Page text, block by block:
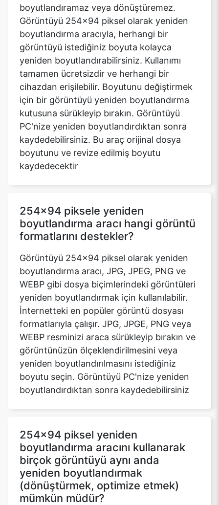
boyutlandıramaz veya dönüştüremez.
Görüntüyü 254x94 piksel olarak yeniden
boyutlandırma aracıyla, herhangi bir
görüntüyü istediğiniz boyuta kolayca
yeniden boyutlandırabilirsiniz. Kullanımı
tamamen ücretsizdir ve herhangi bir
cihazdan erişilebilir. Boyutunu değiştirmek
için bir görüntüyü yeniden boyutlandırma
kutusuna sürükleyip bırakın. Görüntüyü
PC'nize yeniden boyutlandırdıktan sonra
kaydedebilirsiniz. Bu araç orijinal dosya
boyutunu ve revize edilmiş boyutu
kaydedecektir
254x94 piksele yeniden
boyutlandırma aracı hangi görüntü
formatlarını destekler?
Görüntüyü 254x94 piksel olarak yeniden
boyutlandırma aracı, JPG, JPEG, PNG ve
WEBP gibi dosya biçimlerindeki görüntüleri
yeniden boyutlandırmak için kullanılabilir.
İnternetteki en popüler görüntü dosyası
formatlarıyla çalışır. JPG, JPGE, PNG veya
WEBP resminizi araca sürükleyip bırakın ve
görüntünüzün ölçeklendirilmesini veya
yeniden boyutlandırılmasını istediğiniz
boyutu seçin. Görüntüyü PC'nize yeniden
boyutlandırdıktan sonra kaydedebilirsiniz
254x94 piksel yeniden
boyutlandırma aracını kullanarak
birçok görüntüyü aynı anda
yeniden boyutlandırmak
(dönüştürmek, optimize etmek)
mümkün müdür?